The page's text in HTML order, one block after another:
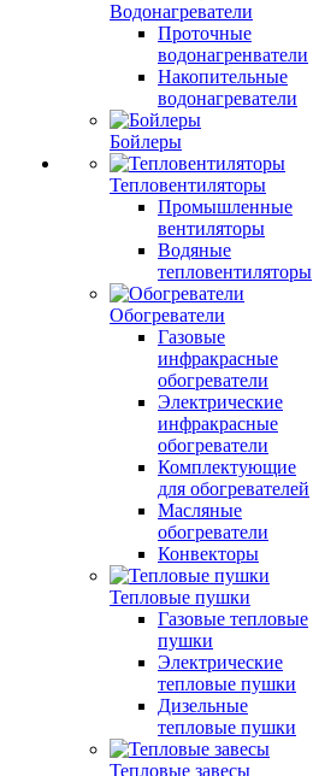
Водонагреватели
Проточные
водонагренватели
Накопительные
водонагреватели
Бойлеры
Тепловентиляторы
Промышленные
вентиляторы
Водяные
тепловентиляторы
Обогреватели
Газовые
инфракрасные
обогреватели
Электрические
инфракрасные
обогреватели
Комплектующие
для обогревателей
Масляные
обогреватели
Конвекторы
Тепловые пушки
Газовые тепловые
пушки
Электрические
тепловые пушки
Дизельные
тепловые пушки
Тепловые завесы